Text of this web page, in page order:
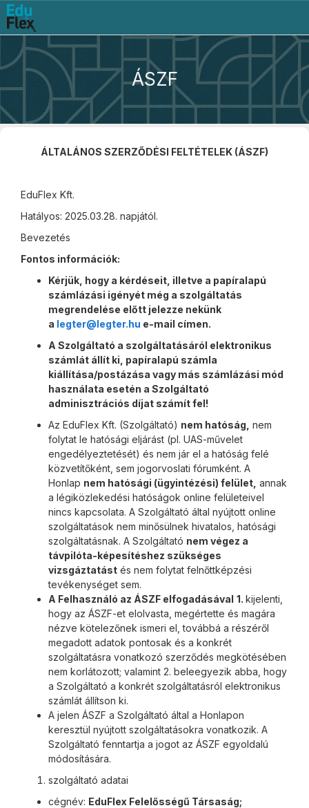
ÁSZF
ÁLTALÁNOS SZERZŐDÉSI FELTÉTELEK (ÁSZF)
EduFlex Kft.
Hatályos: 2025.03.28. napjától.
Bevezetés
Fontos információk:
Kérjük, hogy a kérdéseit, illetve a papíralapú
számlázási igényét még a szolgáltatás
megrendelése előtt jelezze nekünk
a legter@legter.hu e-mail címen.
A Szolgáltató a szolgáltatásáról elektronikus
számlát állít ki, papíralapú számla
kiállítása/postázása vagy más számlázási mód
használata esetén a Szolgáltató
adminisztrációs díjat számít fel!
Az EduFlex Kft. (Szolgáltató) nem hatóság, nem
folytat le hatósági eljárást (pl. UAS-művelet
engedélyeztetését) és nem jár el a hatóság felé
közvetítőként, sem jogorvoslati fórumként. A
Honlap nem hatósági (ügyintézési) felület, annak
a légiközlekedési hatóságok online felületeivel
nincs kapcsolata. A Szolgáltató által nyújtott online
szolgáltatások nem minősülnek hivatalos, hatósági
szolgáltatásnak. A Szolgáltató nem végez a
távpilóta-képesítéshez szükséges
vizsgáztatást és nem folytat felnőttképzési
tevékenységet sem.
A Felhasználó az ÁSZF elfogadásával 1. kijelenti,
hogy az ÁSZF-et elolvasta, megértette és magára
nézve kötelezőnek ismeri el, továbbá a részéről
megadott adatok pontosak és a konkrét
szolgáltatásra vonatkozó szerződés megkötésében
nem korlátozott; valamint 2. beleegyezik abba, hogy
a Szolgáltató a konkrét szolgáltatásról elektronikus
számlát állítson ki.
A jelen ÁSZF a Szolgáltató által a Honlapon
keresztül nyújtott szolgáltatásokra vonatkozik. A
Szolgáltató fenntartja a jogot az ÁSZF egyoldalú
módosítására.
szolgáltató adatai
cégnév: EduFlex Felelősségű Társaság;